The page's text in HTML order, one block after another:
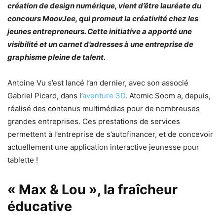
création de design numérique, vient d’être lauréatedu
concours MoovJee, qui promeut la créativité chez les
jeunes entrepreneurs. Cette initiative a apporté une
visibilité et un carnet d’adresses à une entreprise de
graphisme pleine de talent.
Antoine Vu s’est lancé l’an dernier, avec son associé
Gabriel Picard, dans l’aventure 3D. Atomic Soom a, depuis,
réalisé des contenus multimédias pour de nombreuses
grandes entreprises. Ces prestations de services
permettent à l’entreprise de s’autofinancer, et de concevoir
actuellement une application interactive jeunesse pour
tablette !
« Max & Lou », la fraîcheur
éducative